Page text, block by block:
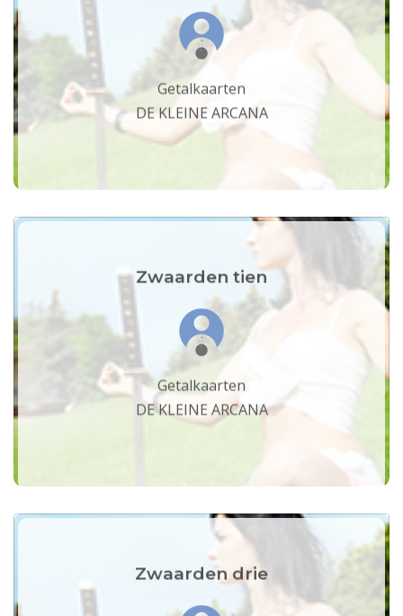
Getalkaarten
DE KLEINE ARCANA
Zwaarden tien
Getalkaarten
DE KLEINE ARCANA
Zwaarden drie